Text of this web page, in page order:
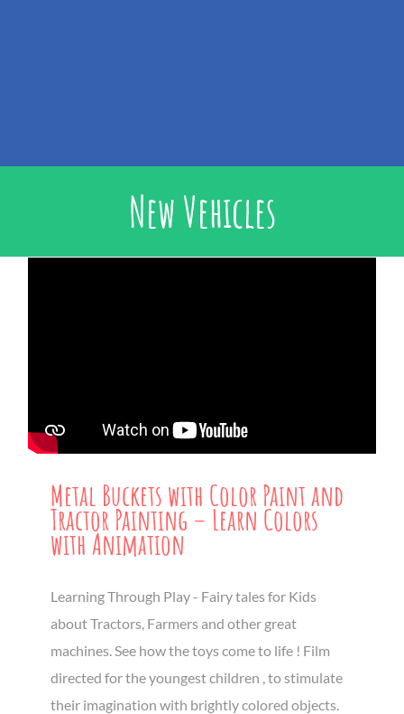
New Vehicles
Metal Buckets with Color Paint and
Tractor Painting – Learn Colors
with Animation
Learning Through Play - Fairy tales for Kids
about Tractors, Farmers and other great
machines. See how the toys come to life ! Film
directed for the youngest children , to stimulate
their imagination with brightly colored objects.